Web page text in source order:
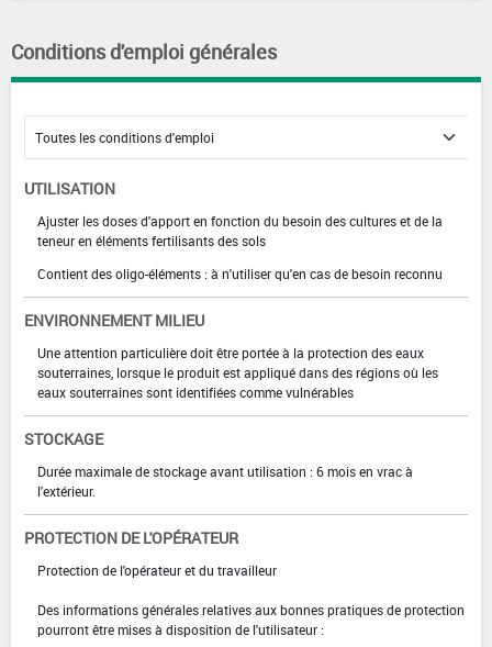
Conditions d'emploi générales
UTILISATION
Ajuster les doses d'apport en fonction du besoin des cultures et de la
teneur en éléments fertilisants des sols
Contient des oligo-éléments : à n'utiliser qu'en cas de besoin reconnu
ENVIRONNEMENT MILIEU
Une attention particulière doit être portée à la protection des eaux
souterraines, lorsque le produit est appliqué dans des régions où les
eaux souterraines sont identifiées comme vulnérables
STOCKAGE
Durée maximale de stockage avant utilisation : 6 mois en vrac à
l'extérieur.
PROTECTION DE L'OPÉRATEUR
Protection de l'opérateur et du travailleur
Des informations générales relatives aux bonnes pratiques de protection
pourront être mises à disposition de l'utilisateur :